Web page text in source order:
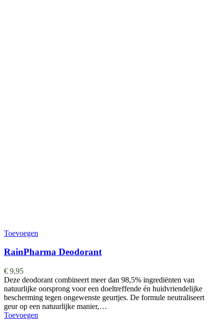
Toevoegen
RainPharma Deodorant
€ 9,95
Deze deodorant combineert meer dan 98,5% ingrediënten van
natuurlijke oorsprong voor een doeltreffende én huidvriendelijke
bescherming tegen ongewenste geurtjes. De formule neutraliseert
geur op een natuurlijke manier,…
Toevoegen